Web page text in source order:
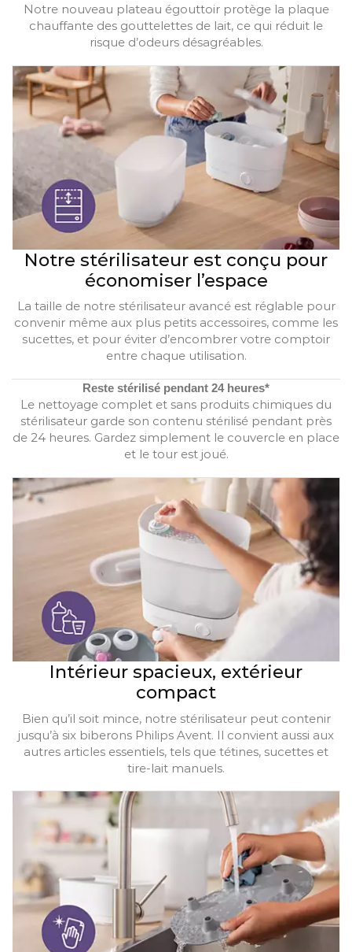
Notre nouveau plateau égouttoir protège la plaque
chauffante des gouttelettes de lait, ce qui réduit le
risque d’odeurs désagréables.
Notre stérilisateur est conçu pour
économiser l’espace
La taille de notre stérilisateur avancé est réglable pour
convenir même aux plus petits accessoires, comme les
sucettes, et pour éviter d’encombrer votre comptoir
entre chaque utilisation.
Reste stérilisé pendant 24 heures*
Le nettoyage complet et sans produits chimiques du
stérilisateur garde son contenu stérilisé pendant près
de 24 heures. Gardez simplement le couvercle en place
et le tour est joué.
Intérieur spacieux, extérieur
compact
Bien qu’il soit mince, notre stérilisateur peut contenir
jusqu’à six biberons Philips Avent. Il convient aussi aux
autres articles essentiels, tels que tétines, sucettes et
tire-lait manuels.